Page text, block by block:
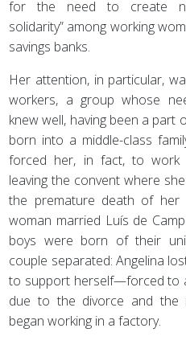
for the need to create
solidarity” among working
savings banks.
Her attention, in particular,
workers, a group whose
knew well, having been a part
born into a middle-class
forced her, in fact, to
leaving the convent where
the premature death of her
woman married Luís de
boys were born of their
couple separated: Angelina
to support herself—forced to
due to the divorce and the
began working in a factory.